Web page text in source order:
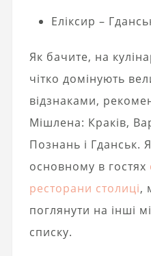
Еліксир –
Як бачите, на
чітко домінують
відзнаками,
Мішлена: Краків,
Познань і Гданськ.
основному в гостях
ресторани столиці,
поглянути на інші
списку.